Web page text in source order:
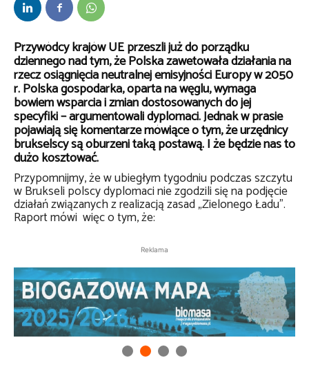
Przywódcy krajów UE przeszli już do porządku
dziennego nad tym, że Polska zawetowała działania na
rzecz osiągnięcia neutralnej emisyjności Europy w 2050
r. Polska gospodarka, oparta na węglu, wymaga
bowiem wsparcia i zmian dostosowanych do jej
specyfiki – argumentowali dyplomaci. Jednak w prasie
pojawiają się komentarze mówiące o tym, że urzędnicy
brukselscy są oburzeni taką postawą. I że będzie nas to
dużo kosztować.
Przypomnijmy, że w ubiegłym tygodniu podczas szczytu
w Brukseli polscy dyplomaci nie zgodzili się na podjęcie
działań związanych z realizacją zasad „Zielonego Ładu”.
Raport mówi więc o tym, że:
Reklama